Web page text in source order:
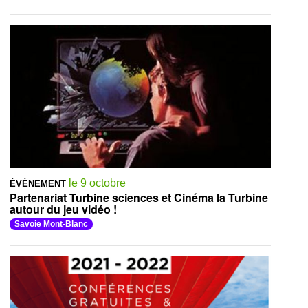
ÉVÉNEMENT le 9 octobre
Partenariat Turbine sciences et Cinéma la Turbine
autour du jeu vidéo !
Savoie Mont-Blanc